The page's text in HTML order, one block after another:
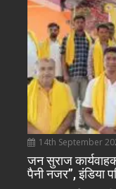
14th September
जन सुराज
पैनी नजर”, इंडिया